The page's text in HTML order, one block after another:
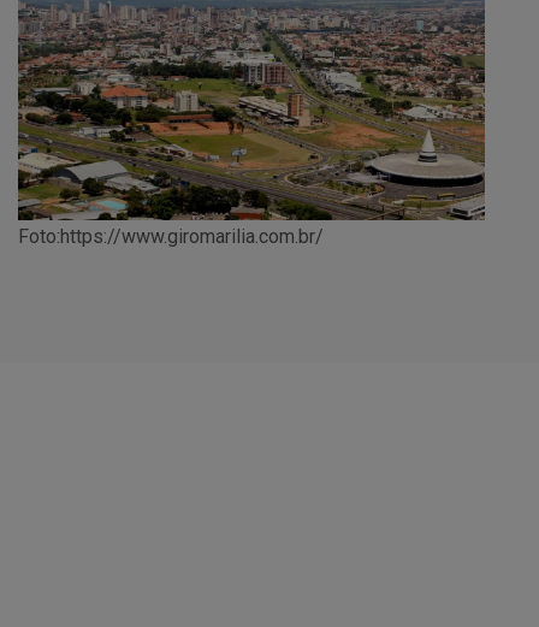
Foto:https://www.giromarilia.com.br/